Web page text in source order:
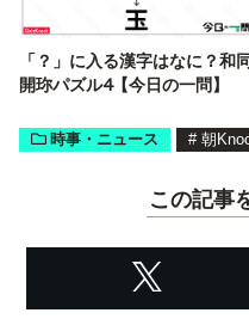
「？」に入る漢字はなに？和
開珎パズル4【今日の一問】
時事・ニュース # 朝
この記事